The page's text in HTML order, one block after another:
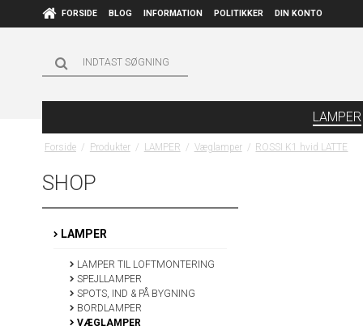
FORSIDE BLOG INFORMATION POLITIKKER DIN KONTO
LAMPER
Forside / Produkter / LAMPER / Væglamper / ROSSI K1 hvid LATTE
SHOP
LAMPER
LAMPER TIL LOFTMONTERING
SPEJLLAMPER
SPOTS, IND & PÅ BYGNING
BORDLAMPER
VÆGLAMPER